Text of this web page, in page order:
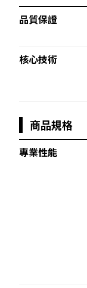
品質保證
核心技術
商品規格
專業性能